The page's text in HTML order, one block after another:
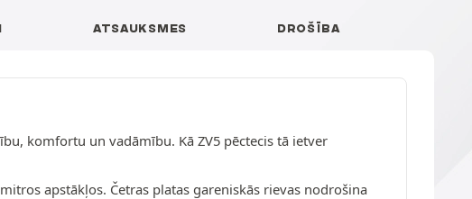
ATSAUKSMES DROŠĪBA
komfortu un vadāmību. Kā ZV5 pēctecis tā ietver
apstākļos. Četras platas gareniskās rievas nodrošina